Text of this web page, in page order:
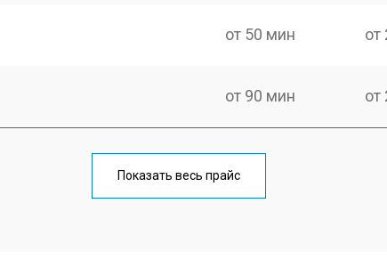
от 50 мин от
от 90 мин от
от 50 мин
Показать весь прайс